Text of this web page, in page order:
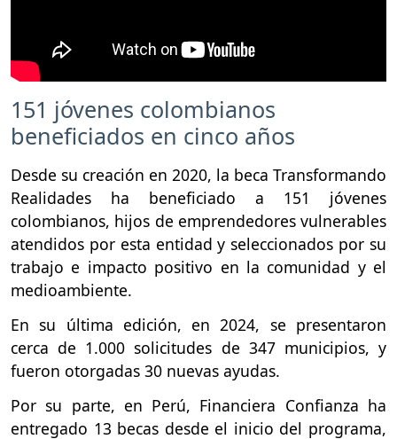
151 jóvenes colombianos
beneficiados en cinco años
Desde su creación en 2020, la beca Transformando
Realidades ha beneficiado a 151 jóvenes
colombianos, hijos de emprendedores vulnerables
atendidos por esta entidad y seleccionados por su
trabajo e impacto positivo en la comunidad y el
medioambiente.
En su última edición, en 2024, se presentaron
cerca de 1.000 solicitudes de 347 municipios, y
fueron otorgadas 30 nuevas ayudas.
Por su parte, en Perú, Financiera Confianza ha
entregado 13 becas desde el inicio del programa,